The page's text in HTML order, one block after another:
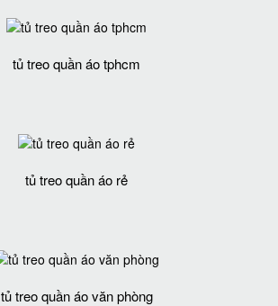
tủ treo quần áo tphcm
tủ treo quần áo rẻ
tủ treo quần áo văn phòng